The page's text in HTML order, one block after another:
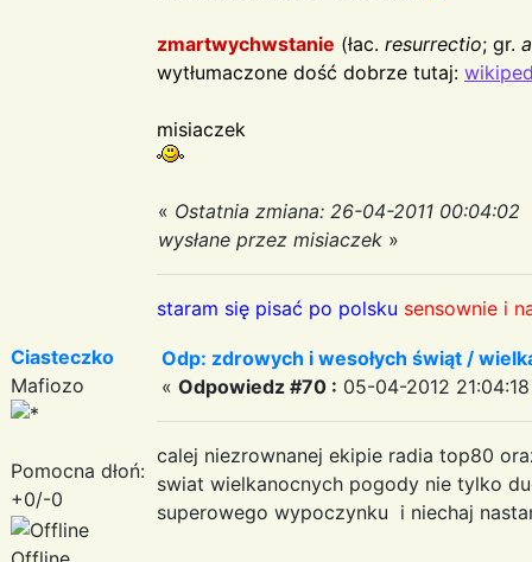
zmartwychwstanie (łac. resurrectio; gr.
wytłumaczone dość dobrze tutaj:
misiaczek
« Ostatnia zmiana: 26-04-2011 00:04:02
wysłane przez misiaczek »
staram się pisać po polsku sensownie i
Ciasteczko
Mafiozo
Pomocna dłoń:
+0/-0
Odp: zdrowych i wesołych świąt /
« Odpowiedz #70 : 05-04-2012
calej niezrownanej ekipie radia top80
swiat wielkanocnych pogody nie tylko
superowego wypoczynku i niechaj